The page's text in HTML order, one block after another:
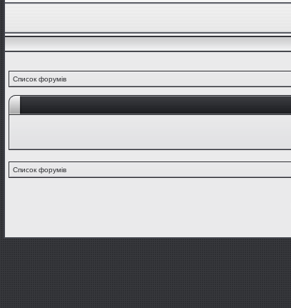
Список форумів
Список форумів